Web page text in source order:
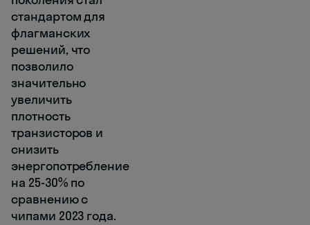
стандартом для
флагманских
решений, что
позволило
значительно
увеличить
плотность
транзисторов и
снизить
энергопотребление
на 25-30% по
сравнению с
чипами 2023 года.